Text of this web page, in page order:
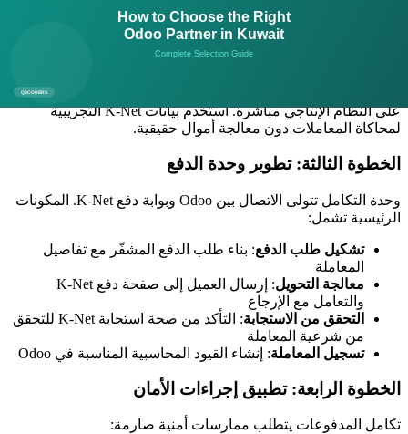
هذه العملية من أسبوع إلى أربعة أسابيع حسب البنك.
الخطوة الثانية: إعداد بيئة الاختبار
هيّئ نسخة تجريبية من نظام Odoo للتطوير والاختبار. لا تطوّر أبداً
على النظام الإنتاجي مباشرة. استخدم بيانات K-Net التجريبية
لمحاكاة المعاملات دون معالجة أموال حقيقية.
الخطوة الثالثة: تطوير وحدة الدفع
وحدة التكامل تتولى الاتصال بين Odoo وبوابة دفع K-Net. المكونات
الرئيسية تشمل:
تشكيل طلب الدفع: بناء طلب الدفع المشفّر مع تفاصيل
المعاملة
معالجة التحويل
: إرسال العميل إلى صفحة دفع K-Net
والتعامل مع الإرجاع
التحقق من الاستجابة
: التأكد من صحة استجابة K-Net للتحقق
من شرعية المعاملة
تسجيل المعاملة: إنشاء القيود المحاسبية المناسبة في Odoo
الخطوة الرابعة: تطبيق إجراءات الأمان
تكامل المدفوعات يتطلب ممارسات أمنية صارمة: